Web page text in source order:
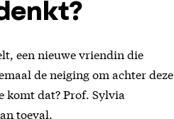
een nieuwe vriendin die
de neiging om achter deze
komt dat? Prof. Sylvia
toeval.